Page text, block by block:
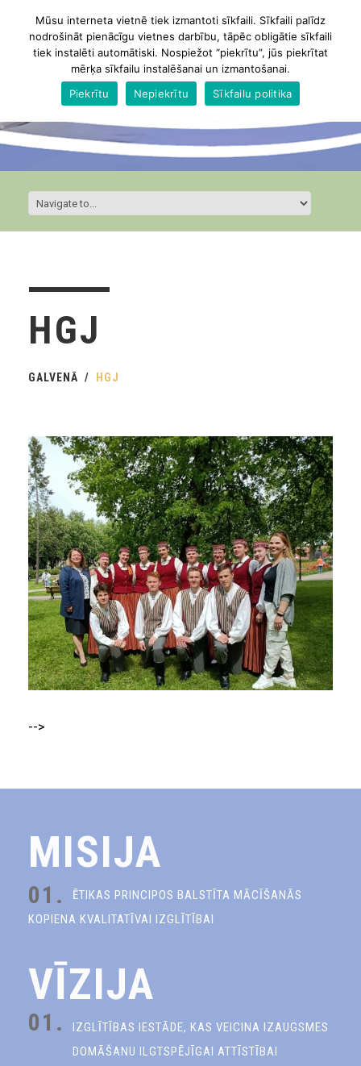
HGJ
GALVENĀ HGJ
-->
MISIJA
01.
ĒTIKAS PRINCIPOS BALSTĪTA MĀCĪŠANĀS
KOPIENA KVALITATĪVAI IZGLĪTĪBAI
VĪZIJA
01.
IZGLĪTĪBAS IESTĀDE, KAS VEICINA IZAUGSMES
DOMĀŠANU ILGTSPĒJĪGAI ATTĪSTĪBAI
Mūsu interneta vietnē tiek izmantoti sīkfaili. Sīkfaili palīdz
nodrošināt pienācīgu vietnes darbību, tāpēc obligātie sīkfaili
tiek instalēti automātiski. Nospiežot “piekrītu”, jūs piekrītat
mērķa sīkfailu instalēšanai un izmantošanai.
Piekrītu
Nepiekrītu Sīkfailu politika